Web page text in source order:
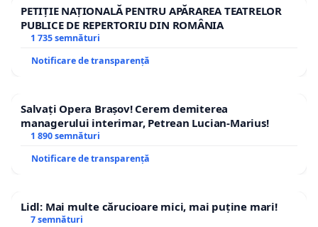
PETIȚIE NAȚIONALĂ PENTRU APĂRAREA TEATRELOR
PUBLICE DE REPERTORIU DIN ROMÂNIA
1 735 semnături
Notificare de transparență
Salvați Opera Brașov! Cerem demiterea
managerului interimar, Petrean Lucian-Marius!
1 890 semnături
Notificare de transparență
Lidl: Mai multe cărucioare mici, mai puține mari!
7 semnături